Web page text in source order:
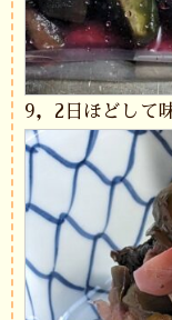
9，2日ほどして